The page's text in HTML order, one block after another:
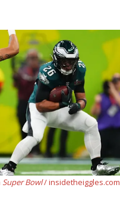
Super Bowl/ insidetheiggles.com